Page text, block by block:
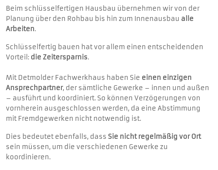
Beim schlüsselfertigen Hausbau übernehmen wir von der
Planung über den Rohbau bis hin zum Innenausbau alle
Arbeiten.
Schlüsselfertig bauen hat vor allem einen entscheidenden
Vorteil: die Zeitersparnis.
Mit Detmolder Fachwerkhaus haben Sie einen einzigen
Ansprechpartner, der sämtliche Gewerke – innen und außen
– ausführt und koordiniert. So können Verzögerungen von
vornherein ausgeschlossen werden, da eine Abstimmung
mit Fremdgewerken nicht notwendig ist.
Dies bedeutet ebenfalls, dass Sie nicht regelmäßig vor Ort
sein müssen, um die verschiedenen Gewerke zu
koordinieren.